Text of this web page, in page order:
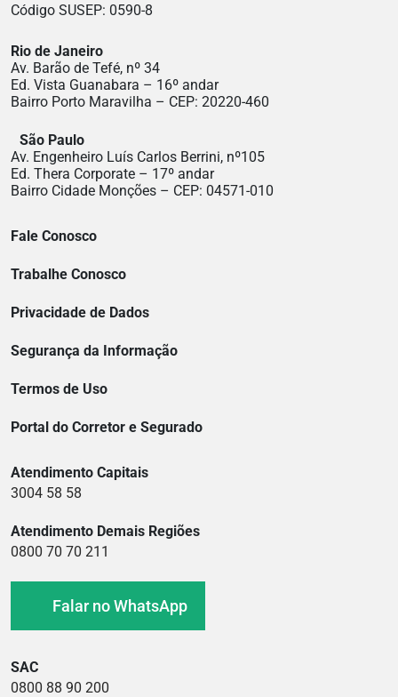
Código SUSEP: 0590-8
Rio de Janeiro
Av. Barão de Tefé, nº 34
Ed. Vista Guanabara – 16º andar
Bairro Porto Maravilha – CEP: 20220-460
São Paulo
Av. Engenheiro Luís Carlos Berrini, nº105
Ed. Thera Corporate – 17º andar
Bairro Cidade Monções – CEP: 04571-010
Fale Conosco
Trabalhe Conosco
Privacidade de Dados
Segurança da Informação
Termos de Uso
Portal do Corretor e Segurado
Atendimento Capitais
3004 58 58
Atendimento Demais Regiões
0800 70 70 211
Falar no WhatsApp
SAC
0800 88 90 200